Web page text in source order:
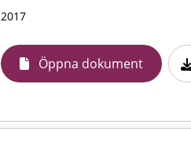
2017
Öppna dokument